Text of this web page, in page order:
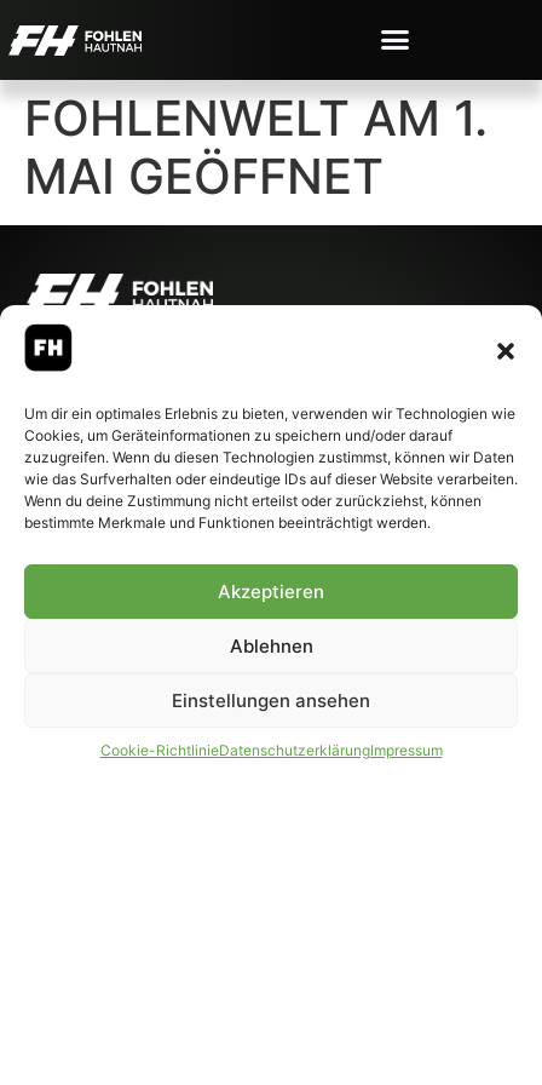
Um dir ein optimales Erlebnis zu bieten, verwenden wir Technologien wie
Cookies, um Geräteinformationen zu speichern und/oder darauf
zuzugreifen. Wenn du diesen Technologien zustimmst, können wir Daten
wie das Surfverhalten oder eindeutige IDs auf dieser Website verarbeiten.
Wenn du deine Zustimmung nicht erteilst oder zurückziehst, können
bestimmte Merkmale und Funktionen beeinträchtigt werden.
Akzeptieren
Ablehnen
Einstellungen ansehen
Cookie-RichtlinieDatenschutzerklärungImpressum
FOHLENWELT AM 1.
MAI GEÖFFNET
© 2007-2026 Fohlen-Hautnah.de
– Alle rechte vorbehalten.
offiziell eingetragenes Magazin
bei der Deutschen
Nationalbibliothek (ISSN 1868-
8233). Nachdruck und
Weiterverarbeitung, auch
auszugsweise, nur mit
PARTNER WERDEN
AGB